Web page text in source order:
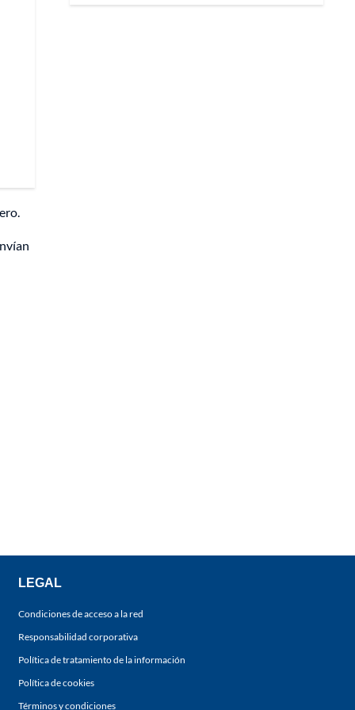
LEGAL
Condiciones de acceso a la red
Responsabilidad corporativa
Política de tratamiento de la información
Política de cookies
Términos y condiciones